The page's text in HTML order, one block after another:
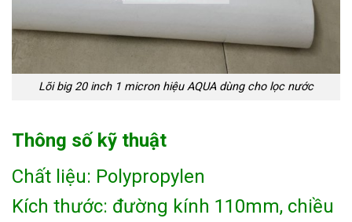
Lõi big 20 inch 1 micron hiệu AQUA dùng cho lọc nước
Thông số kỹ thuật
Chất liệu: Polypropylen
Kích thước: đường kính 110mm, chiều